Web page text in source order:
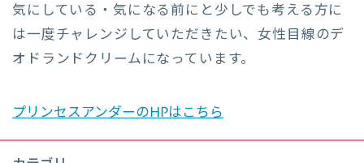
気にしている・気になる前にと少しでも考える方に
は一度チャレンジしていただきたい、女性目線のデ
オドランドクリームになっています。
プリンセスアンダーのHPはこちら